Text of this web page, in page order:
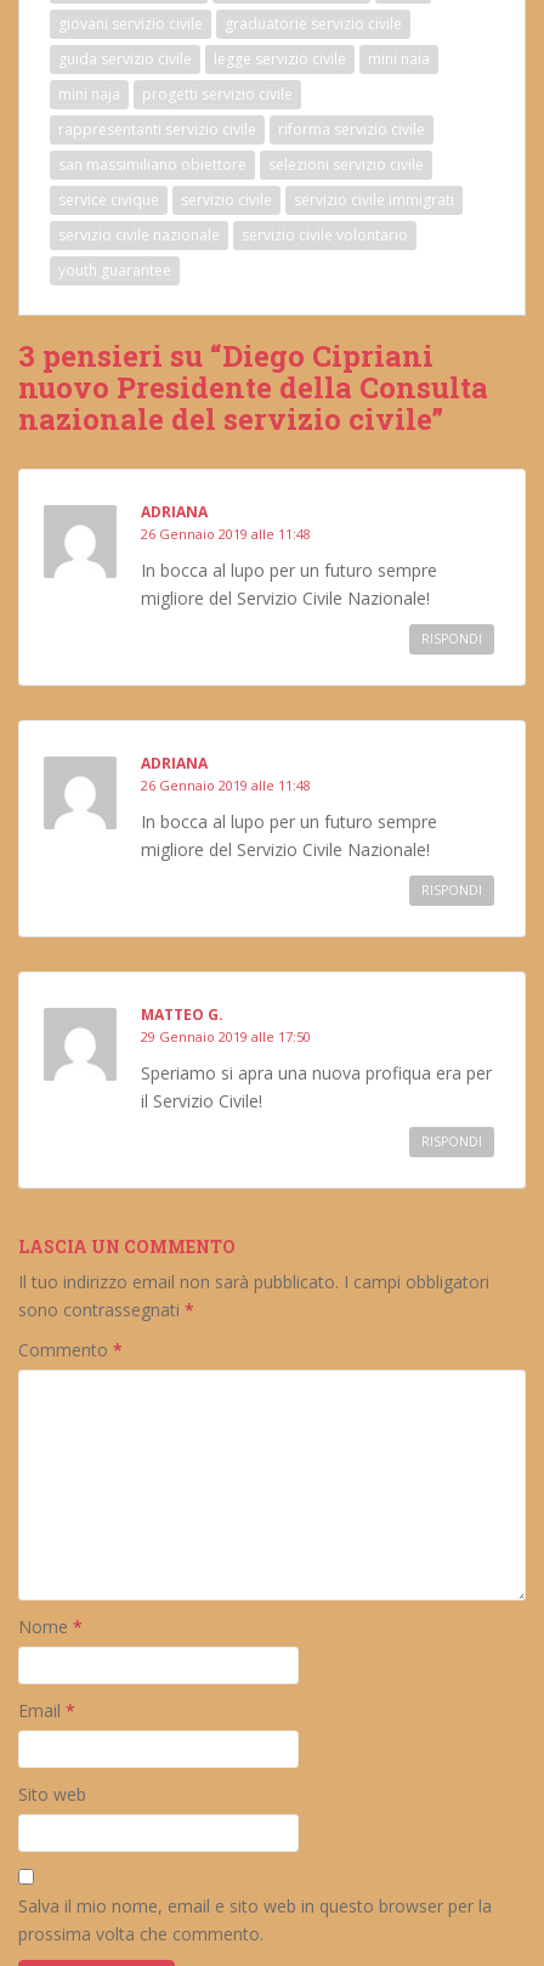
giovani servizio civile
graduatorie servizio civile
guida servizio civile
legge servizio civile
mini naia
mini naja
progetti servizio civile
rappresentanti servizio civile
riforma servizio civile
san massimiliano obiettore
selezioni servizio civile
service civique
servizio civile
servizio civile immigrati
servizio civile nazionale
servizio civile volontario
youth guarantee
3 pensieri su “Diego Cipriani
nuovo Presidente della Consulta
nazionale del servizio civile”
ADRIANA
26 Gennaio 2019 alle 11:48
In bocca al lupo per un futuro sempre
migliore del Servizio Civile Nazionale!
RISPONDI
ADRIANA
26 Gennaio 2019 alle 11:48
In bocca al lupo per un futuro sempre
migliore del Servizio Civile Nazionale!
RISPONDI
MATTEO G.
29 Gennaio 2019 alle 17:50
Speriamo si apra una nuova profiqua era per
il Servizio Civile!
RISPONDI
LASCIA UN COMMENTO
Il tuo indirizzo email non sarà pubblicato. I campi obbligatori
sono contrassegnati *
Commento *
Nome *
Email *
Sito web
Salva il mio nome, email e sito web in questo browser per la
prossima volta che commento.